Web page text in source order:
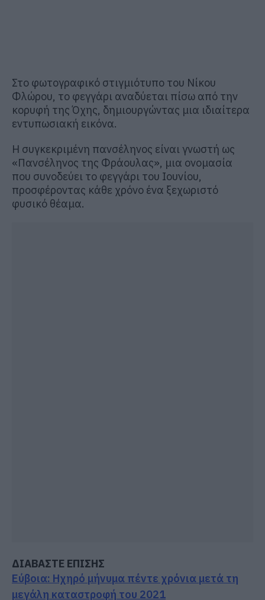
Στο φωτογραφικό στιγμιότυπο του Νίκου
Φλώρου, το φεγγάρι αναδύεται πίσω από την
κορυφή της Όχης, δημιουργώντας μια ιδιαίτερα
εντυπωσιακή εικόνα.
Η συγκεκριμένη πανσέληνος είναι γνωστή ως
«Πανσέληνος της Φράουλας», μια ονομασία
που συνοδεύει το φεγγάρι του Ιουνίου,
προσφέροντας κάθε χρόνο ένα ξεχωριστό
φυσικό θέαμα.
ΔΙΑΒΑΣΤΕ ΕΠΙΣΗΣ
Εύβοια: Ηχηρό μήνυμα πέντε χρόνια μετά τη
μεγάλη καταστροφή του 2021